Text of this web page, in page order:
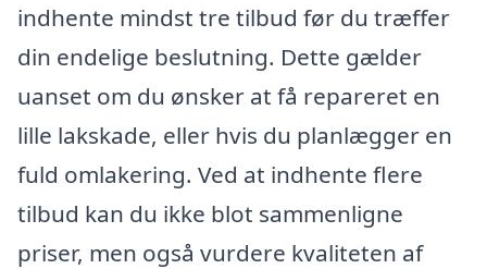
indhente mindst tre tilbud før du træffer
din endelige beslutning. Dette gælder
uanset om du ønsker at få repareret en
lille lakskade, eller hvis du planlægger en
fuld omlakering. Ved at indhente flere
tilbud kan du ikke blot sammenligne
priser, men også vurdere kvaliteten af